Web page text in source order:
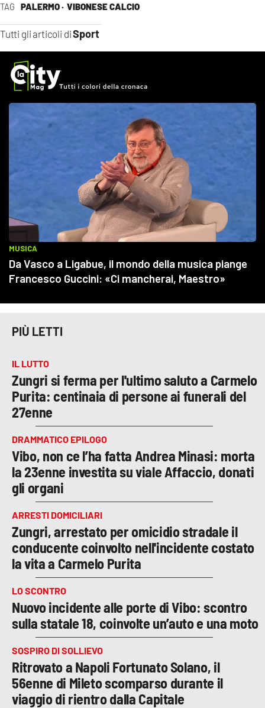
TAG PALERMO · VIBONESE CALCIO
Tutti gli articoli diSport
PIÙ LETTI
IL LUTTO
Zungri si ferma per l'ultimo saluto a Carmelo
Purita: centinaia di persone ai funerali del
27enne
DRAMMATICO EPILOGO
Vibo, non ce l’ha fatta Andrea Minasi: morta
la 23enne investita su viale Affaccio, donati
gli organi
ARRESTI DOMICILIARI
Zungri, arrestato per omicidio stradale il
conducente coinvolto nell'incidente costato
la vita a Carmelo Purita
LO SCONTRO
Nuovo incidente alle porte di Vibo: scontro
sulla statale 18, coinvolte un’auto e una moto
SOSPIRO DI SOLLIEVO
Ritrovato a Napoli Fortunato Solano, il
56enne di Mileto scomparso durante il
viaggio di rientro dalla Capitale